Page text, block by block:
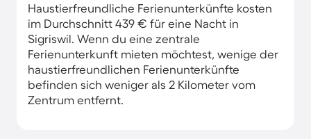
Haustierfreundliche Ferienunterkünfte kosten
im Durchschnitt 439 € für eine Nacht in
Sigriswil. Wenn du eine zentrale
Ferienunterkunft mieten möchtest, wenige der
haustierfreundlichen Ferienunterkünfte
befinden sich weniger als 2 Kilometer vom
Zentrum entfernt.